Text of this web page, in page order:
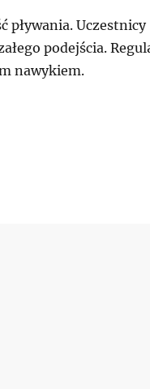
pływania. Uczestnicy
podejścia.
nawykiem.